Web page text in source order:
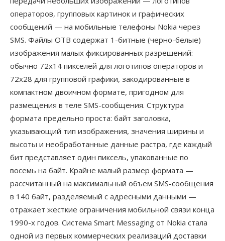
операторов, групповых картинок и графических
сообщений — на мобильные телефоны Nokia через
SMS. Файлы OTB содержат 1-битные (черно-белые)
изображения малых фиксированных разрешений:
обычно 72x14 пикселей для логотипов операторов и
72x28 для групповой графики, закодированные в
компактном двоичном формате, пригодном для
размещения в теле SMS-сообщения. Структура
формата предельно проста: байт заголовка,
указывающий тип изображения, значения ширины и
высоты и необработанные данные растра, где каждый
бит представляет один пиксель, упакованные по
восемь на байт. Крайне малый размер формата —
рассчитанный на максимальный объем SMS-сообщения
в 140 байт, разделяемый с адресными данными —
отражает жесткие ограничения мобильной связи конца
1990-х годов. Система Smart Messaging от Nokia стала
одной из первых коммерческих реализаций доставки